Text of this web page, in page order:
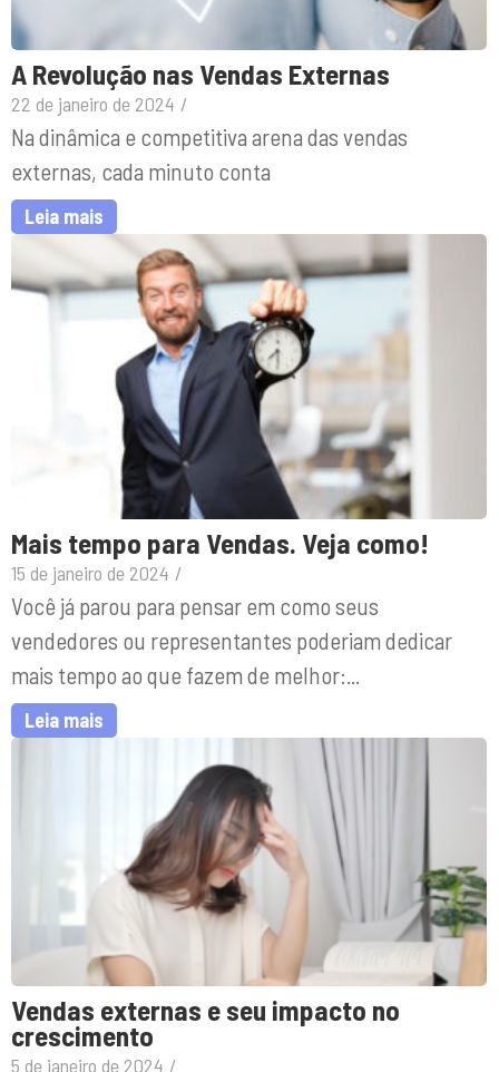
A Revolução nas Vendas Externas
22 de janeiro de 2024 /
Na dinâmica e competitiva arena das vendas
externas, cada minuto conta
Leia mais
Mais tempo para Vendas. Veja como!
15 de janeiro de 2024 /
Você já parou para pensar em como seus
vendedores ou representantes poderiam dedicar
mais tempo ao que fazem de melhor:...
Leia mais
Vendas externas e seu impacto no
crescimento
5 de janeiro de 2024 /